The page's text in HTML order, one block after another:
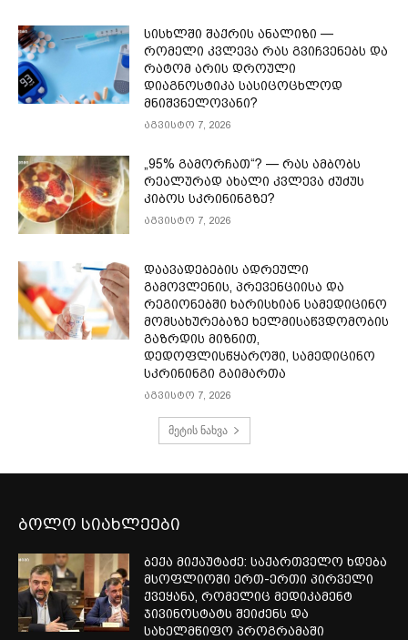
სისხლში შაქრის ანალიზი —
რომელი კვლევა რას გვიჩვენებს და
რატომ არის დროული
დიაგნოსტიკა სასიცოცხლოდ
მნიშვნელოვანი?
აგვისტო 7, 2026
„95% გამორჩათ“? — რას ამბობს
რეალურად ახალი კვლევა ძუძუს
კიბოს სკრინინგზე?
აგვისტო 7, 2026
დაავადებების ადრეული
გამოვლენის, პრევენციისა და
რეგიონებში ხარისხიან სამედიცინო
მომსახურებაზე ხელმისაწვდომობის
გაზრდის მიზნით,
დედოფლისწყაროში, სამედიცინო
სკრინინგი გაიმართა
აგვისტო 7, 2026
მეტის ნახვა
ბოლო სიახლეები
ბექა მიქაუტაძე: საქართველო ხდება
მსოფლიოში ერთ-ერთი პირველი
ქვეყანა, რომელიც მედიკამენტ
ჯივინოსტატს შეიძენს და
სახელმწიფო პროგრამაში